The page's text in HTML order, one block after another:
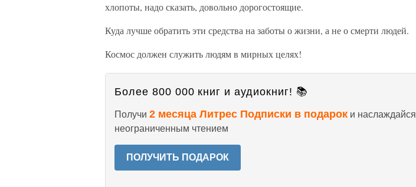
хлопоты, надо сказать, довольно дорогостоящие.
Куда лучше обратить эти средства на заботы о жизни, а не о смерти людей.
Космос должен служить людям в мирных целях!
Более 800 000 книг и аудиокниг! 📚
Получи 2 месяца Литрес Подписки в подарок и наслаждайся
неограниченным чтением
ПОЛУЧИТЬ ПОДАРОК